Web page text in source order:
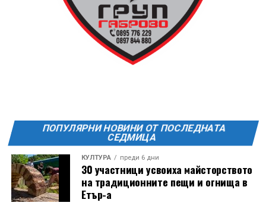
ПОПУЛЯРНИ НОВИНИ ОТ ПОСЛЕДНАТА
СЕДМИЦА
КУЛТУРА преди 6 дни
30 участници усвоиха майсторството
на традиционните пещи и огнища в
Етър-а